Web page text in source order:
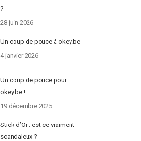
?
28 juin 2026
Un coup de pouce à okey.be
4 janvier 2026
Un coup de pouce pour
okey.be !
19 décembre 2025
Stick d’Or : est-ce vraiment
scandaleux ?